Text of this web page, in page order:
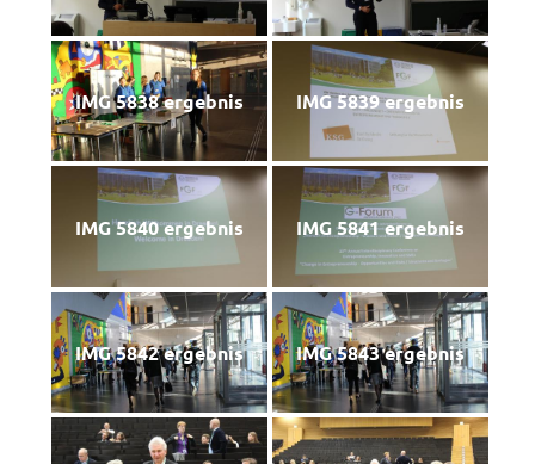
IMG 5838 ergebnis IMG 5839 ergebnis
IMG 5840 ergebnis IMG 5841 ergebnis
IMG 5842 ergebnis IMG 5843 ergebnis